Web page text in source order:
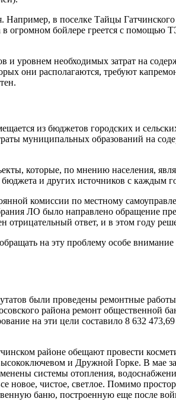
в поселке Тайцы
огромном бойлере греется с помощью
и уровнем необходимых затрат на
они располагаются, требуют
из бюджетов городских и
муниципальных образований на
которые, по мнению населения,
и других источников с каждым
комиссии по местному
ЛО было направлено обращение
ответ, и в этом году
на эту проблему особе
были проведены ремонтные
района ремонт общественной
на эти цели составило 8 632
районе обещают провести
и Дружной Горке. В мае
системы отопления,
новое, чистое, светлое. Помимо
баню, построенную еще после